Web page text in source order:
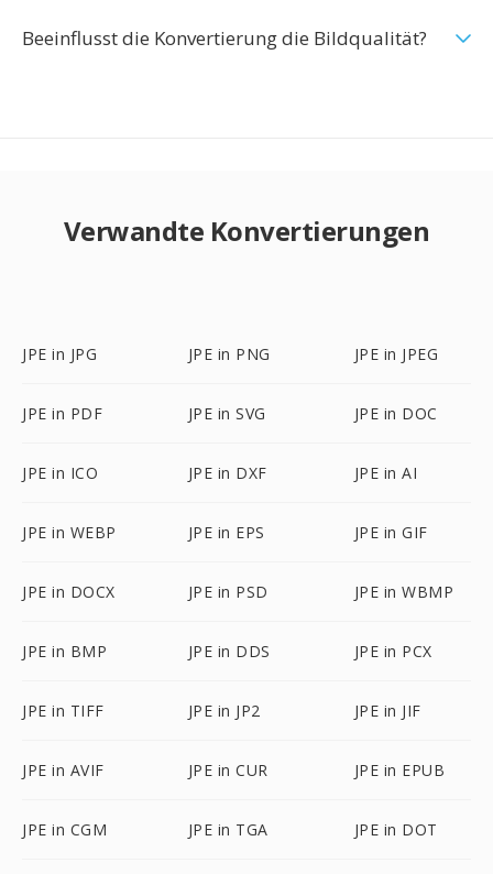
Beeinflusst die Konvertierung die Bildqualität?
Verwandte Konvertierungen
JPE in JPG JPE in PNG JPE in JPEG
JPE in PDF JPE in SVG JPE in DOC
JPE in ICO JPE in DXF JPE in AI
JPE in WEBP JPE in EPS JPE in GIF
JPE in DOCX JPE in PSD JPE in WBMP
JPE in BMP JPE in DDS JPE in PCX
JPE in TIFF JPE in JP2 JPE in JIF
JPE in AVIF JPE in CUR JPE in EPUB
JPE in CGM JPE in TGA JPE in DOT